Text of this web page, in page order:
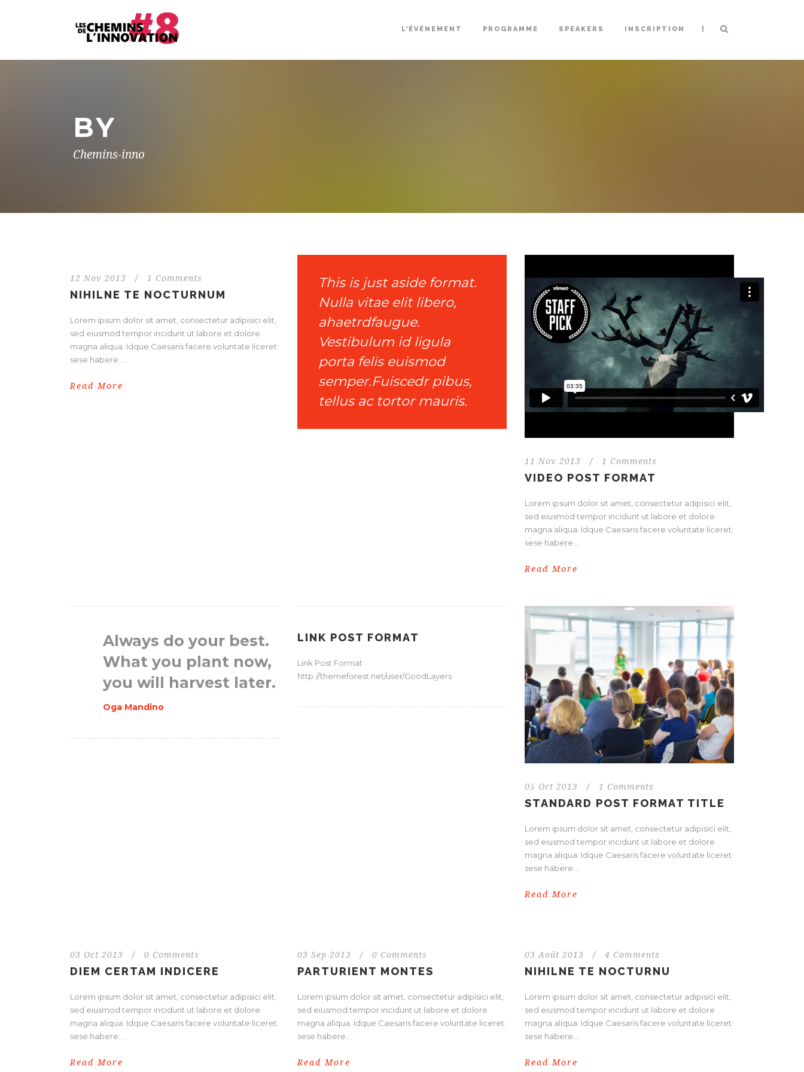
L’ÉVÉNEMENT PROGRAMME SPEAKERS INSCRIPTION |
BY
Chemins-inno
12 Nov 2013 / 1 Comments
NIHILNE TE NOCTURNUM
Lorem ipsum dolor sit amet, consectetur adipisici elit,
sed eiusmod tempor incidunt ut labore et dolore
magna aliqua. Idque Caesaris facere voluntate liceret:
sese habere....
Read More
This is just aside format.
Nulla vitae elit libero,
ahaetrdfaugue.
Vestibulum id ligula
porta felis euismod
semper.Fuiscedr pibus,
tellus ac tortor mauris.
11 Nov 2013 / 1 Comments
VIDEO POST FORMAT
Lorem ipsum dolor sit amet, consectetur adipisici elit,
sed eiusmod tempor incidunt ut labore et dolore
magna aliqua. Idque Caesaris facere voluntate liceret:
sese habere....
Read More
Always do your best.
What you plant now,
you will harvest later.
Oga Mandino
LINK POST FORMAT
Link Post Format
http://themeforest.net/user/GoodLayers
05 Oct 2013 / 1 Comments
STANDARD POST FORMAT TITLE
Lorem ipsum dolor sit amet, consectetur adipisici elit,
sed eiusmod tempor incidunt ut labore et dolore
magna aliqua. Idque Caesaris facere voluntate liceret:
sese habere....
Read More
03 Oct 2013 / 0 Comments
DIEM CERTAM INDICERE
Lorem ipsum dolor sit amet, consectetur adipisici elit,
sed eiusmod tempor incidunt ut labore et dolore
magna aliqua. Idque Caesaris facere voluntate liceret:
sese habere....
Read More
03 Sep 2013 / 0 Comments
PARTURIENT MONTES
Lorem ipsum dolor sit amet, consectetur adipisici elit,
sed eiusmod tempor incidunt ut labore et dolore
magna aliqua. Idque Caesaris facere voluntate liceret:
sese habere....
Read More
03 Août 2013 / 4 Comments
NIHILNE TE NOCTURNU
Lorem ipsum dolor sit amet, consectetur adipisici elit,
sed eiusmod tempor incidunt ut labore et dolore
magna aliqua. Idque Caesaris facere voluntate liceret:
sese habere....
Read More